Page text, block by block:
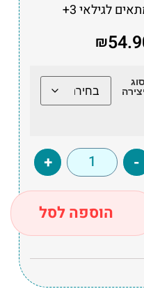
לגילאי 3+
₪
סוג
יצירה
-
+
הוספה לסל